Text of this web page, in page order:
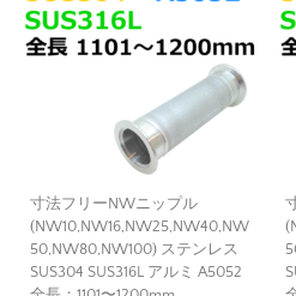
寸法フリーNWニップル
(NW10,NW16,NW25,NW40,NW
50,NW80,NW100) ステンレス
SUS304 SUS316L アルミ A5052